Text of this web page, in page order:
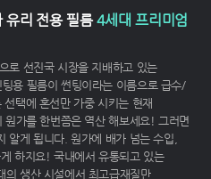
리 전용 필름4세대 프리미엄
로 선진국 시장을 지배하고 있는
용 필름이 썬팅이라는 이름으로 급수/
택에 혼선만 가중 시키는 현재
가를 한번쯤은 역산 해보세요! 그러면
알게 됩니다. 원가에 배가 넘는 수입,
하지요! 국내에서 유통되고 있는
의 생산 시설에서 최고급재질만